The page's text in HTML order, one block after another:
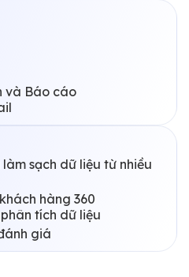
và Báo cáo
sạch dữ liệu từ nhiều
hàng 360
tích dữ liệu
giá